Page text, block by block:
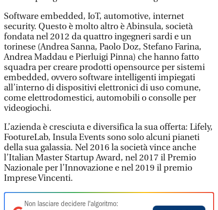
Software embedded, IoT, automotive, internet
security. Questo è molto altro è Abinsula, società
fondata nel 2012 da quattro ingegneri sardi e un
torinese (Andrea Sanna, Paolo Doz, Stefano Farina,
Andrea Maddau e Pierluigi Pinna) che hanno fatto
squadra per creare prodotti opensource per sistemi
embedded, ovvero software intelligenti impiegati
all’interno di dispositivi elettronici di uso comune,
come elettrodomestici, automobili o consolle per
videogiochi.
L’azienda è cresciuta e diversifica la sua offerta: Lifely,
FootureLab, Insula Events sono solo alcuni pianeti
della sua galassia. Nel 2016 la società vince anche
l’Italian Master Startup Award, nel 2017 il Premio
Nazionale per l’Innovazione e nel 2019 il premio
Imprese Vincenti.
Non lasciare decidere l'algoritmo: